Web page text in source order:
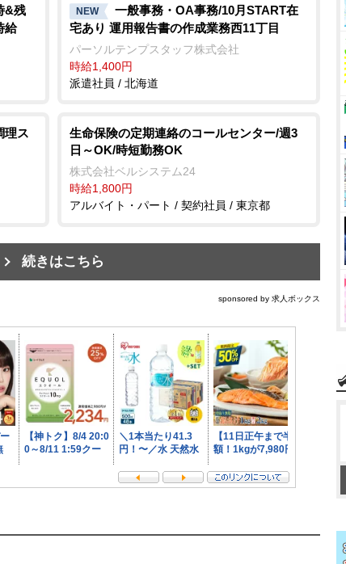
&残
給
NEW
一般事務・OA事務/10月START在
宅あり 運用報告書の作成業務西11丁目
パーソルテンプスタッフ株式会社
時給1,400円
派遣社員 / 北海道
理ス
生命保険の定期連絡のコールセンター/週3
日～OK/時短勤務OK
株式会社ベルシステム24
時給1,800円
アルバイト・パート / 契約社員 / 東京都
続きはこちら
sponsored by 求人ボックス